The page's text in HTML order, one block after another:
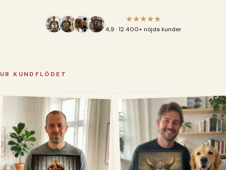
★★★★★
4,9 · 12 400+ nöjda kunder
UR KUNDFLÖDET